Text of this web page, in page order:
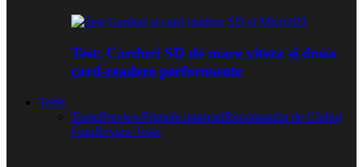
Test: Carduri SD de mare viteza si doua
card-readere performante
Teste
ToatePreviewPrimele impresiiRecomandat de Clubul
FotoReviewTeste